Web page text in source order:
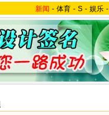
新闻 - 体育 - S - 娱乐 -